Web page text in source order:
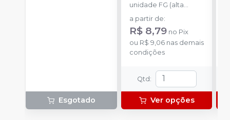
Esgotado
unidade FG (alta
rotação).
a partir de:
R$ 8,79 no Pix
ou R$ 9,06nas demais
condições
Qtd :
Ver opções